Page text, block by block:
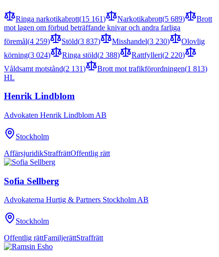
Ringa narkotikabrott(15 161) Narkotikabrott(5 689)
Brott
mot lagen om förbud beträffande knivar och andra farliga
föremål(4 259) Stöld(3 837) Misshandel(3 230)
Olovlig
körning(3 024) Ringa stöld(2 388) Rattfylleri(2 220)
Våldsamt motstånd(2 131) Brott mot trafikförordningen(1 813)
HL
Henrik Lindblom
Advokaten Henrik Lindblom AB
Stockholm
AffärsjuridikStraffrättOffentlig rätt
Sofia Sellberg
Advokaterna Hurtig & Partners Stockholm AB
Stockholm
Offentlig rättFamiljerättStraffrätt